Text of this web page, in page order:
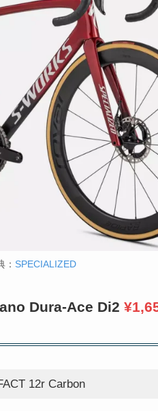
： SPECIALIZED
Dura-Ace Di2
12r Carbon